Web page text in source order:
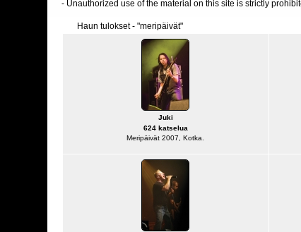
- Unauthorized use of the material on this site is strictly
Haun tulokset - "meripäivät"
Juki
624 katselua
Meripäivät 2007, Kotka.